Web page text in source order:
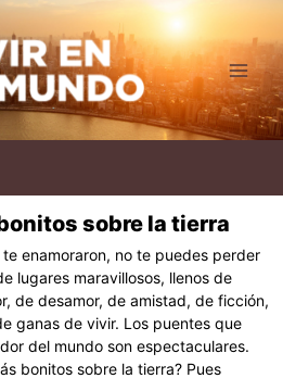
sobre la tierra
enamoraron, no te puedes perder
lugares maravillosos, llenos de
de desamor, de amistad, de ficción,
ganas de vivir. Los puentes que
del mundo son espectaculares.
bonitos sobre la tierra? Pues
PáginaPáginaPáginaPágina